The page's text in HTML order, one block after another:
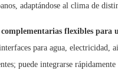
adaptándose al clima de
complementarias flexibles para
para agua, electricidad,
puede integrarse rápidamente